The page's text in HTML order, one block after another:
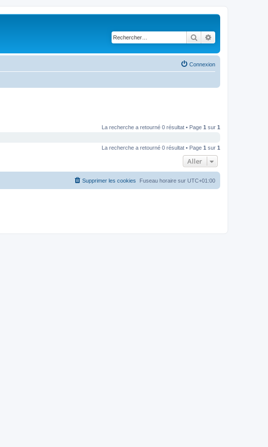
Rechercher
Connexion
La recherche a retourné 0 résultat • Page 1 sur 1
La recherche a retourné 0 résultat • Page 1 sur 1
Aller
Fuseau horaire sur UTC+01:00
Supprimer les cookies